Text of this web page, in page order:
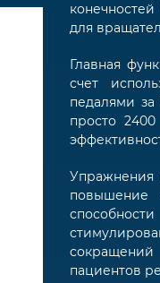
для
Главная
счет
педалями
просто
Упражнения
повышение
сокращений
пациентов